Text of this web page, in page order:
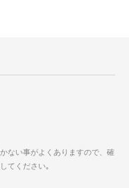
ない事がよくありますので、確
てください｡